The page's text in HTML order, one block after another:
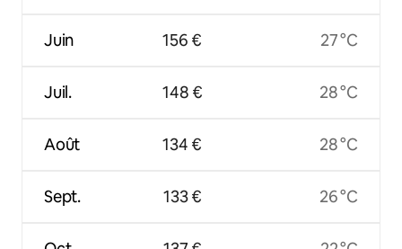
Juin
Juil.
Août
Sept.
156 €
148 €
134 €
133 €
27 °C
28 °C
28 °C
26 °C